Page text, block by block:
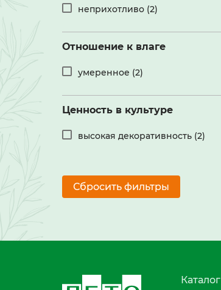
неприхотливо (2)
Отношение к влаге
умеренное (2)
Ценность в культуре
высокая декоративность (2)
Сбросить фильтры
Каталог